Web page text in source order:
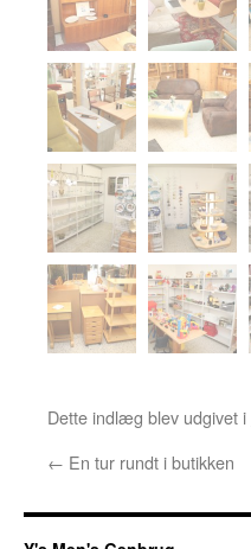
Dette indlæg blev udgivet i
← En tur rundt i butikken